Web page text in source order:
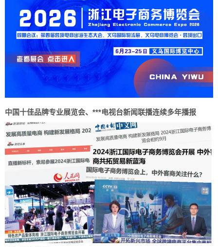
中国十佳品牌专业展览会、***电视台新闻联播连续多年播报